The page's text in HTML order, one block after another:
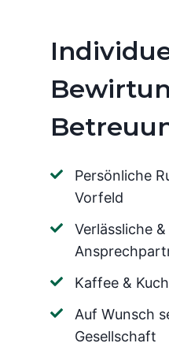
Persönliche
Vorfeld
Verlässliche
Kaffee &
Auf Wunsch
Gesellschaft